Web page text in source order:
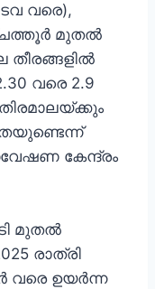
വരെ),
മുതൽ
തീരങ്ങളിൽ
വരെ 2.9
കേന്ദ്രം
മുതൽ
രാത്രി
വരെ ഉയർന്ന